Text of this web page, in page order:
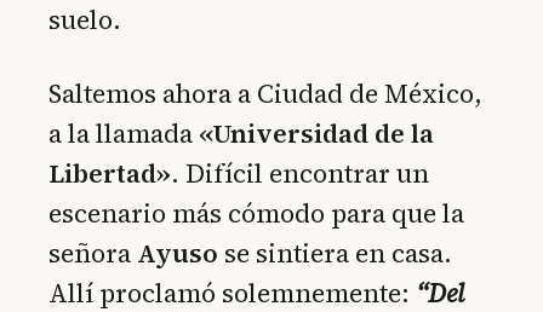
suelo.
Saltemos ahora a Ciudad de México,
a la llamada «Universidad de la
Libertad». Difícil encontrar un
escenario más cómodo para que la
señora Ayuso se sintiera en casa.
Allí proclamó solemnemente: “Del